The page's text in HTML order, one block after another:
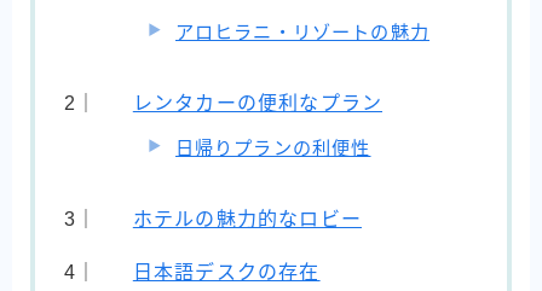
アロヒラニ・リゾートの魅力
レンタカーの便利なプラン
日帰りプランの利便性
ホテルの魅力的なロビー
日本語デスクの存在